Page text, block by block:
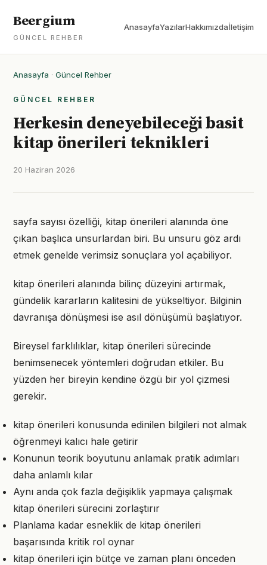
Beergium
GÜNCEL REHBER
AnasayfaYazılarHakkımızdaİletişim
Anasayfa · Güncel Rehber
GÜNCEL REHBER
Herkesin deneyebileceği basit
kitap önerileri teknikleri
20 Haziran 2026
sayfa sayısı özelliği, kitap önerileri alanında öne
çıkan başlıca unsurlardan biri. Bu unsuru göz ardı
etmek genelde verimsiz sonuçlara yol açabiliyor.
kitap önerileri alanında bilinç düzeyini artırmak,
gündelik kararların kalitesini de yükseltiyor. Bilginin
davranışa dönüşmesi ise asıl dönüşümü başlatıyor.
Bireysel farklılıklar, kitap önerileri sürecinde
benimsenecek yöntemleri doğrudan etkiler. Bu
yüzden her bireyin kendine özgü bir yol çizmesi
gerekir.
kitap önerileri konusunda edinilen bilgileri not almak
öğrenmeyi kalıcı hale getirir
Konunun teorik boyutunu anlamak pratik adımları
daha anlamlı kılar
Aynı anda çok fazla değişiklik yapmaya çalışmak
kitap önerileri sürecini zorlaştırır
Planlama kadar esneklik de kitap önerileri
başarısında kritik rol oynar
kitap önerileri için bütçe ve zaman planı önceden